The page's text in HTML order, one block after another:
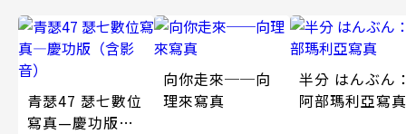
青瑟47 瑟七數位
寫真—慶功版
向你走來──向
理來寫真
半分 はんぶん
阿部瑪利亞寫真